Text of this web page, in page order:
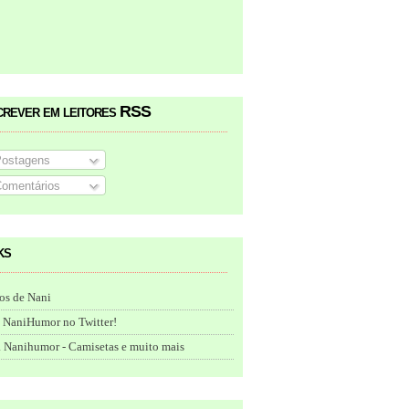
em leitores RSS
de Nani
NaniHumor no Twitter!
- Camisetas e muito mais